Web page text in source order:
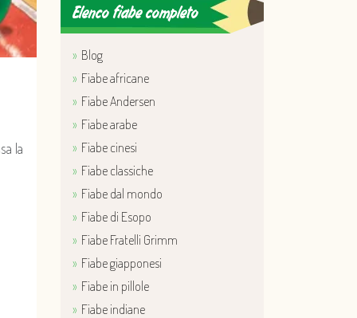
la
Elenco fiabe completo
Blog
Fiabe africane
Fiabe Andersen
Fiabe arabe
Fiabe cinesi
Fiabe classiche
Fiabe dal mondo
Fiabe di Esopo
Fiabe Fratelli Grimm
Fiabe giapponesi
Fiabe in pillole
Fiabe indiane